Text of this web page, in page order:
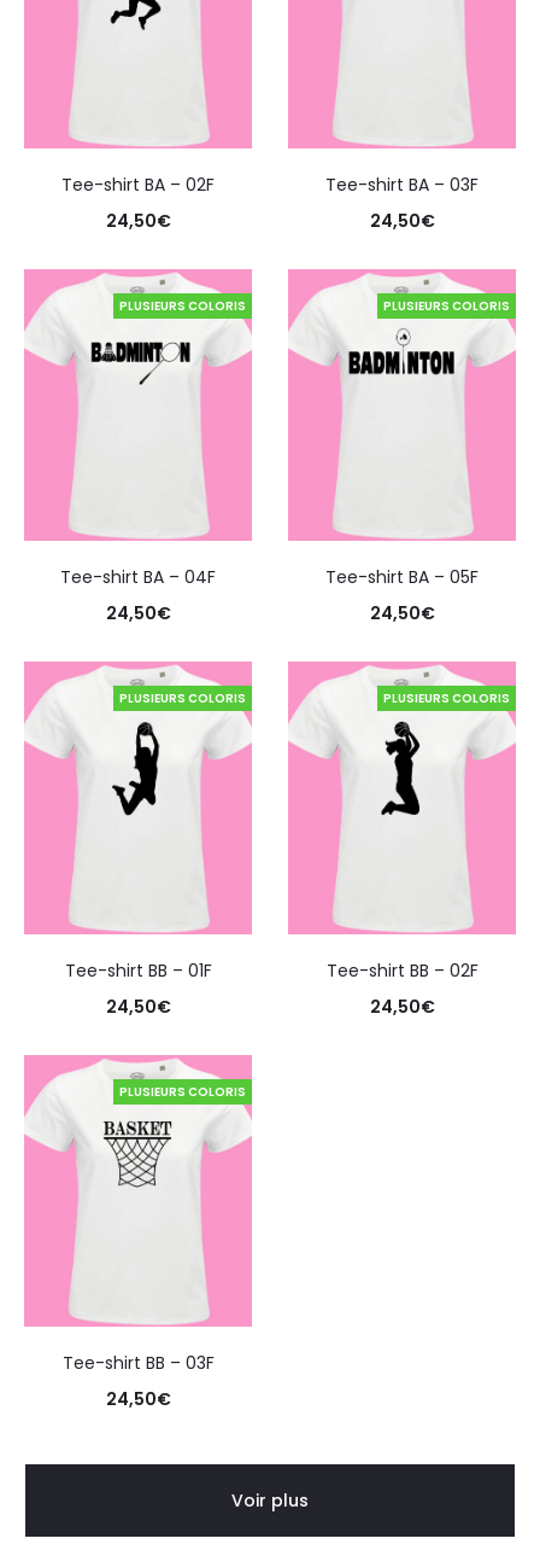
Tee-shirt BA – 02F
24,50€
Tee-shirt BA – 03F
24,50€
PLUSIEURS COLORIS
Tee-shirt BA – 04F
24,50€
PLUSIEURS COLORIS
Tee-shirt BA – 05F
24,50€
PLUSIEURS COLORIS
Tee-shirt BB – 01F
24,50€
PLUSIEURS COLORIS
Tee-shirt BB – 02F
24,50€
PLUSIEURS COLORIS
Tee-shirt BB – 03F
24,50€
Voir plus